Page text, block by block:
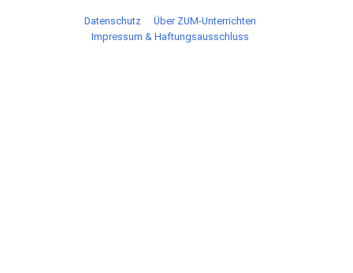
Datenschutz
Über ZUM-Unterrichten
Impressum & Haftungsausschluss